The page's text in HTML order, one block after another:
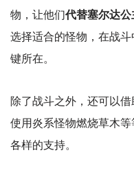
物，让他们代替塞尔达公
选择适合的怪物，在战
键所在。
除了战斗之外，还可以
使用炎系怪物燃烧草木
各样的支持。